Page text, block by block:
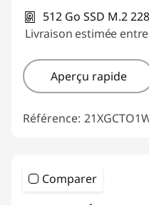
512 Go SSD M.2
Livraison estimée
Aperçu rapide
Référence:
Comparer